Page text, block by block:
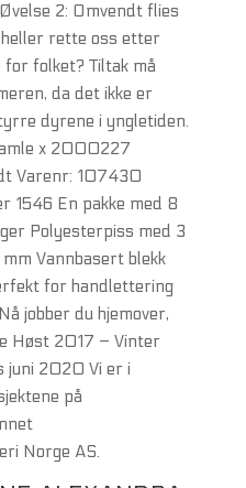
2: Omvendt flies
heller rette oss etter
for folket? Tiltak må
da det ikke er
dyrene i yngletiden.
2000227
Varenr: 107430
1546 En pakke med 8
Polyesterpiss med 3
Vannbasert blekk
for handlettering
jobber du hjemover,
Høst 2017 – Vinter
2020 Vi er i
på
Norge AS.